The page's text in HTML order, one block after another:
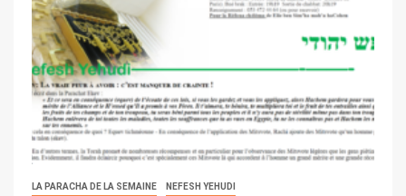
LA PARACHA DE LA SEMAINE NEFESH YEHUDI